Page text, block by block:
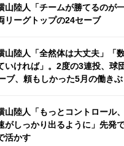
山陸人「チームが勝てるのが
リーグトップの24セーブ
山陸人「全然体は大丈夫」「
いければ」。2度の3連投、球
ブ、頼もしかった5月の働きぶ
山陸人「もっとコントロール
がしっかり出るように」先発
活かす